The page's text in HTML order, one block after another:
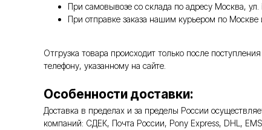
При самовывозе со склада по адресу Москва,
При отправке заказа нашим курьером по
Отгрузка товара происходит только после
телефону, указанному на сайте.
Особенности доставки:
Доставка в пределах и за пределы России
компаний: СДЕК, Почта России, Pony Express, DHL,